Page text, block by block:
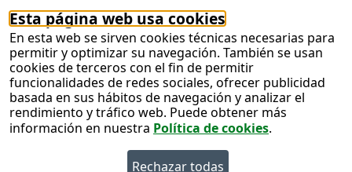
Esta página web usa cookies
En esta web se sirven cookies técnicas necesarias para
permitir y optimizar su navegación. También se usan
cookies de terceros con el fin de permitir
funcionalidades de redes sociales, ofrecer publicidad
basada en sus hábitos de navegación y analizar el
rendimiento y tráfico web. Puede obtener más
información en nuestra Política de cookies.